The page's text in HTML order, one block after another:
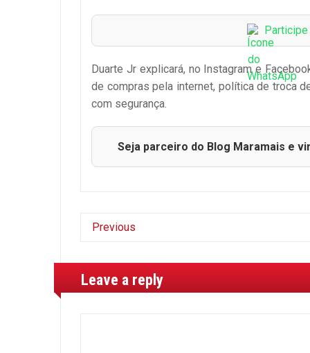
Duarte Jr explicará, no Instagram e
de compras pela internet, política de troca
com segurança.
Seja parceiro do Blog Maramais e
Previous
Leave a reply